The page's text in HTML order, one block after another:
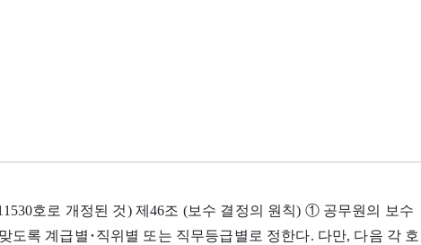
호로 개정된 것) 제46조 (보수 결정의 원칙) ① 공무원의 보수
도록 계급별･직위별 또는 직무등급별로 정한다. 다만, 다음 각 호